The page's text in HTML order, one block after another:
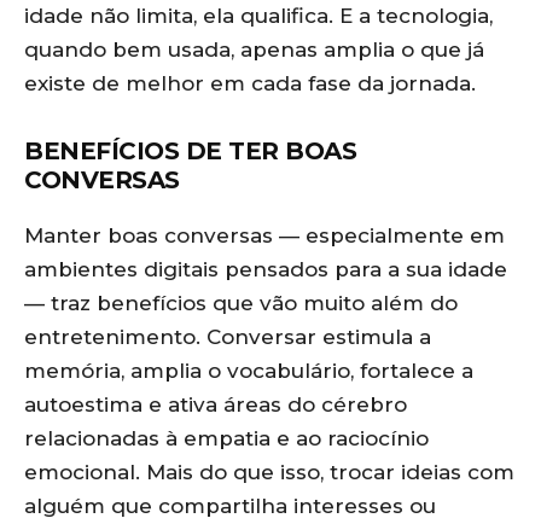
idade não limita, ela qualifica. E a tecnologia,
quando bem usada, apenas amplia o que já
existe de melhor em cada fase da jornada.
BENEFÍCIOS DE TER BOAS
CONVERSAS
Manter boas conversas — especialmente em
ambientes digitais pensados para a sua idade
— traz benefícios que vão muito além do
entretenimento. Conversar estimula a
memória, amplia o vocabulário, fortalece a
autoestima e ativa áreas do cérebro
relacionadas à empatia e ao raciocínio
emocional. Mais do que isso, trocar ideias com
alguém que compartilha interesses ou